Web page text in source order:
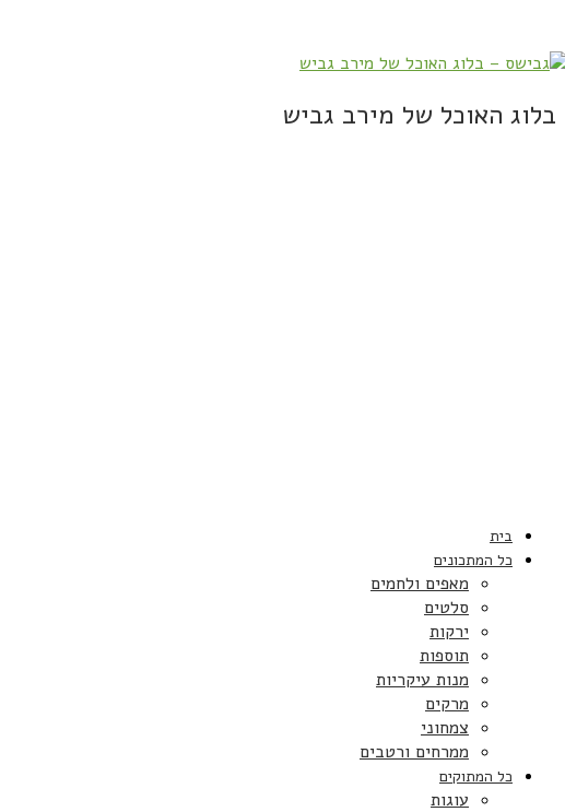
בלוג האוכל של מירב גביש
בית
כל המתכונים
מאפים ולחמים
סלטים
ירקות
תוספות
מנות עיקריות
מרקים
צמחוני
ממרחים ורטבים
כל המתוקים
עוגות